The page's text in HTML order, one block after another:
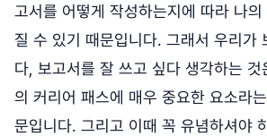
고서를 어떻게 작성하는지에 따라 나
질 수 있기 때문입니다. 그래서 우리가
다, 보고서를 잘 쓰고 싶다 생각하는
의 커리어 패스에 매우 중요한 요소라
문입니다. 그리고 이때 꼭 유념하셔야